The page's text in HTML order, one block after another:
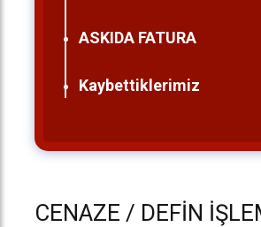
ASKIDA FATURA
Kaybettiklerimiz
CENAZE / DEFİN